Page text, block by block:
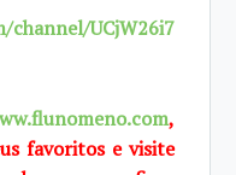
channel/UCjW26i7
,
favoritos e visite